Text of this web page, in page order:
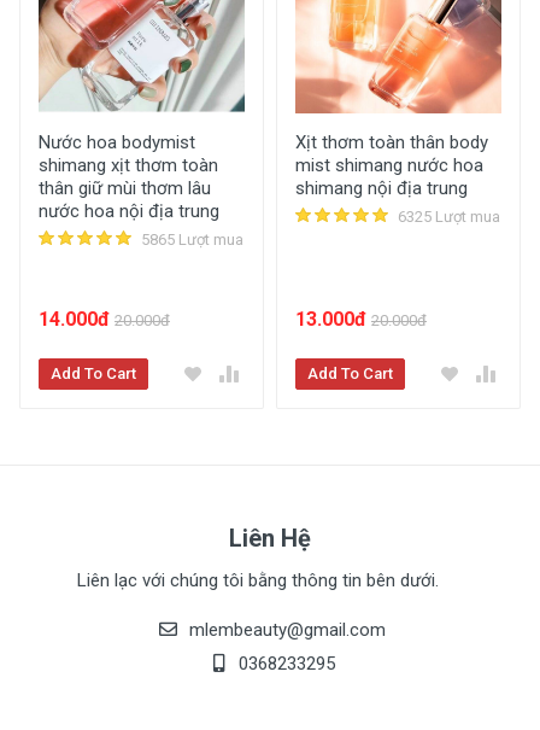
Mặt Nạ Giấy Dưỡng Trắng Da Mụn Cấp Ẩm
Thải Độc Ha Images - Mn02
3192 đánh giá
Nước hoa bodymist
shimang xịt thơm toàn
thân giữ mùi thơm lâu
nước hoa nội địa trung
5865 Lượt mua
14.000đ 20.000đ
Add To Cart
Xịt thơm toàn thân body
mist shimang nước hoa
shimang nội địa trung
6325 Lượt mua
13.000đ 20.000đ
Add To Cart
Liên Hệ
Liên lạc với chúng tôi bằng thông tin bên dưới.
mlembeauty@gmail.com
0368233295